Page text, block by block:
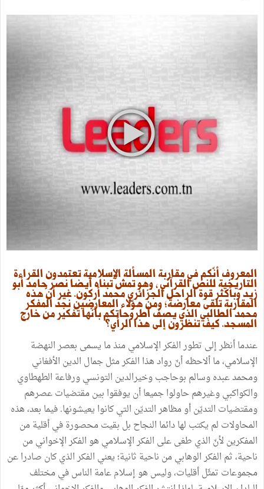
المعروف أنّكم في مقاربة المسألة الإسلامية تعتمدون القراءة
التاريخية للنص القرآني ، وهو تمشّ تبناه أيضا نصر حامد أبو
زيد وبأكثر قوة الراحل الجزائري محمد أركون. غير أنّ هذه
المقاربة تلقى معارضة؛ ومن هؤلاء المعارضين نجد المفكر
محمد الطالبي الذي يصف أطروحاتكم بأنّها تفكير من خارج
المسجد. كيف تنظرون إلى هذا الرأي؟
عندما أنظر إلى تطور الفكر الإسلامي منذ ما يسمى بعصر النهضة
الإسلامي، ما ألاحظه أنّ رواد هذا الفكر مثل جمال الدين الأفغاني
ومحمد عبده وسالم بوحاجب وخيرالدين التونسي ورفاعة الطهطاوي
والكواكبي وغيرهم حاولوا جميعا أن يوفقوا بين مقتضيات عصرهم
ومقتضيات التديّن أو مظاهر التديّن التي كانوا يعيشونها. فيما بعد، هذه
المحاولات لم يكتب لها دائما النجاح بل بقيت محصورة في أقلية من
المفكرين لأنّ الذي طغى على الفكر الإسلامي هو الفكر الإخواني من
ناحية، ثم الفكر الوهابي من ناحية ثانية؛ يعني الفكر الذي كان صادرا عن
مجموعات تمثّل أقليات، وليس هو إسلام عامة الناس في مختلف